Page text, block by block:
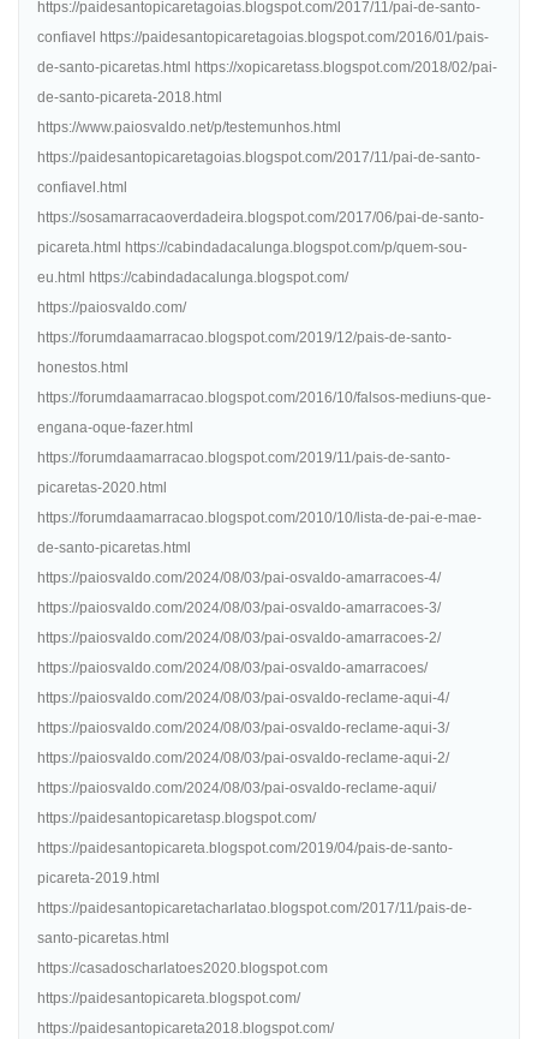
https://paidesantopicaretagoias.blogspot.com/2017/11/pai-de-santo-
confiavel https://paidesantopicaretagoias.blogspot.com/2016/01/pais-
de-santo-picaretas.html https://xopicaretass.blogspot.com/2018/02/pai-
de-santo-picareta-2018.html
https://www.paiosvaldo.net/p/testemunhos.html
https://paidesantopicaretagoias.blogspot.com/2017/11/pai-de-santo-
confiavel.html
https://sosamarracaoverdadeira.blogspot.com/2017/06/pai-de-santo-
picareta.html https://cabindadacalunga.blogspot.com/p/quem-sou-
eu.html https://cabindadacalunga.blogspot.com/
https://paiosvaldo.com/
https://forumdaamarracao.blogspot.com/2019/12/pais-de-santo-
honestos.html
https://forumdaamarracao.blogspot.com/2016/10/falsos-mediuns-que-
engana-oque-fazer.html
https://forumdaamarracao.blogspot.com/2019/11/pais-de-santo-
picaretas-2020.html
https://forumdaamarracao.blogspot.com/2010/10/lista-de-pai-e-mae-
de-santo-picaretas.html
https://paiosvaldo.com/2024/08/03/pai-osvaldo-amarracoes-4/
https://paiosvaldo.com/2024/08/03/pai-osvaldo-amarracoes-3/
https://paiosvaldo.com/2024/08/03/pai-osvaldo-amarracoes-2/
https://paiosvaldo.com/2024/08/03/pai-osvaldo-amarracoes/
https://paiosvaldo.com/2024/08/03/pai-osvaldo-reclame-aqui-4/
https://paiosvaldo.com/2024/08/03/pai-osvaldo-reclame-aqui-3/
https://paiosvaldo.com/2024/08/03/pai-osvaldo-reclame-aqui-2/
https://paiosvaldo.com/2024/08/03/pai-osvaldo-reclame-aqui/
https://paidesantopicaretasp.blogspot.com/
https://paidesantopicareta.blogspot.com/2019/04/pais-de-santo-
picareta-2019.html
https://paidesantopicaretacharlatao.blogspot.com/2017/11/pais-de-
santo-picaretas.html
https://casadoscharlatoes2020.blogspot.com
https://paidesantopicareta.blogspot.com/
https://paidesantopicareta2018.blogspot.com/